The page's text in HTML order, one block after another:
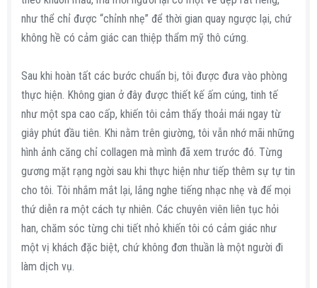
như thể chỉ được “chỉnh nhẹ” để thời gian quay ngược lại, chứ
không hề có cảm giác can thiệp thẩm mỹ thô cứng.
Sau khi hoàn tất các bước chuẩn bị, tôi được đưa vào phòng
thực hiện. Không gian ở đây được thiết kế ấm cúng, tinh tế
như một spa cao cấp, khiến tôi cảm thấy thoải mái ngay từ
giây phút đầu tiên. Khi nằm trên giường, tôi vẫn nhớ mãi những
hình ảnh căng chỉ collagen mà mình đã xem trước đó. Từng
gương mặt rạng ngời sau khi thực hiện như tiếp thêm sự tự tin
cho tôi. Tôi nhắm mắt lại, lắng nghe tiếng nhạc nhẹ và để mọi
thứ diễn ra một cách tự nhiên. Các chuyên viên liên tục hỏi
han, chăm sóc từng chi tiết nhỏ khiến tôi có cảm giác như
một vị khách đặc biệt, chứ không đơn thuần là một người đi
làm dịch vụ.